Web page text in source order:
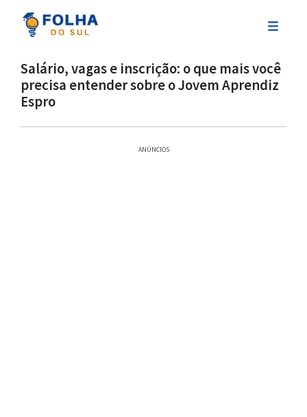
Salário, vagas e inscrição: o que mais você
precisa entender sobre o Jovem Aprendiz
Espro
ANÚNCIOS